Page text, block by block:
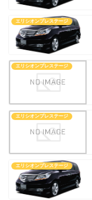
エリシオンプレステージ
エリシオンプレステージ
エリシオンプレステージ
エリシオンプレステージ